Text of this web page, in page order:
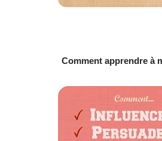
Comment apprendre à